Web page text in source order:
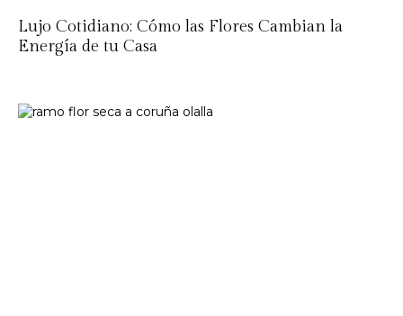
Lujo Cotidiano: Cómo las Flores Cambian la
Energía de tu Casa